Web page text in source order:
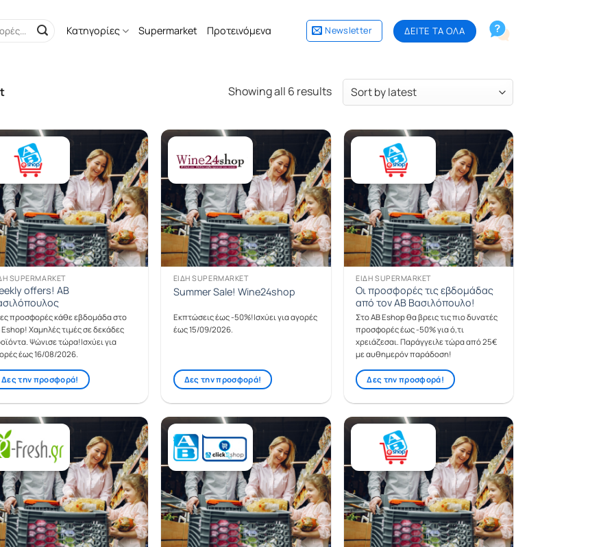
Κατηγορίες Supermarket Προτεινόμενα Newsletter ΔΕΙΤΕ ΤΑ ΟΛΑ
Showing all 6 results
SUPERMARKET
offers! ΑΒ
προσφορές κάθε εβδομάδα στο
Χαμηλές τιμές σε δεκάδες
Ψώνισε τώρα!Ισχύει για
έως 16/08/2026.
Δες την προσφορά!
ΕΊΔΗ SUPERMARKET
Summer Sale! Wine24shop
Εκπτώσεις έως -50%!Ισχύει για αγορές
έως 15/09/2026.
Δες την προσφορά!
ΕΊΔΗ SUPERMARKET
Οι προσφορές τις εβδομάδας
από τον AB Βασιλόπουλο!
Στο ΑΒ Eshop θα βρεις τις πιο δυνατές
προσφορές έως -50% για ό,τι
χρειάζεσαι. Παράγγειλε τώρα από 25€
με αυθημερόν παράδοση!
Δες την προσφορά!